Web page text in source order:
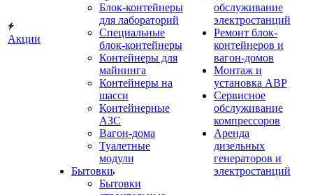
Акции
Блок-контейнеры
для лабораторий
Специальные
блок-контейнеры
Контейнеры для
майнинга
Контейнеры на
шасси
Контейнерные
АЗС
Вагон-дома
Туалетные
модули
Бытовки
Бытовки
обслуживание
электростанций
Ремонт блок-
контейнеров и
вагон-домов
Монтаж и
установка АВР
Сервисное
обслуживание
компрессоров
Аренда
дизельных
генераторов и
электростанций